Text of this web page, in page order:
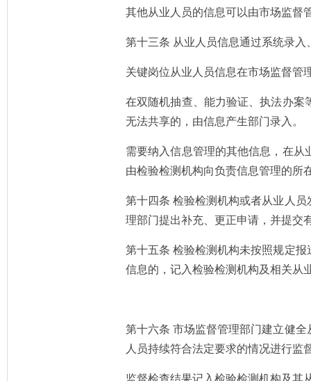
其他从业人员的信息可以由市场监督
第十三条 从业人员信息通过系统录
关键岗位从业人员信息在市场监督管
在双随机抽查、能力验证、执法办案
无法共享的，由信息产生部门录入。
需要纳入信息管理的其他信息，在从
由检验检测机构向负责信息管理的所
第十四条 检验检测机构或者从业人
理部门提出补充、更正申请，并提交
第十五条 检验检测机构未按照规定
信息的，记入检验检测机构及相关从
第十六条 市场监督管理部门建立健
人员持续符合法定要求的情况进行监
监督检查结果记入检验检测机构及其